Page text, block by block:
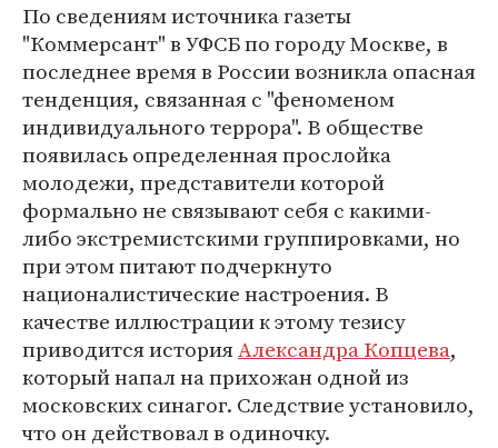
По сведениям источника газеты
"Коммерсант" в УФСБ по городу Москве, в
последнее время в России возникла опасная
тенденция, связанная с "феноменом
индивидуального террора". В обществе
появилась определенная прослойка
молодежи, представители которой
формально не связывают себя с какими-
либо экстремистскими группировками, но
при этом питают подчеркнуто
националистические настроения. В
качестве иллюстрации к этому тезису
приводится историяАлександра Копцева,
который напал на прихожан одной из
московских синагог. Следствие установило,
что он действовал в одиночку.